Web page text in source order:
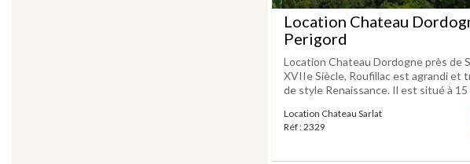
Location Chateau
Perigord
Location Chateau Dordogne près de
XVIIe Siècle, Roufillac est agrandi et
de style Renaissance. Il est situé à
Location Chateau Sarlat
Réf : 2329